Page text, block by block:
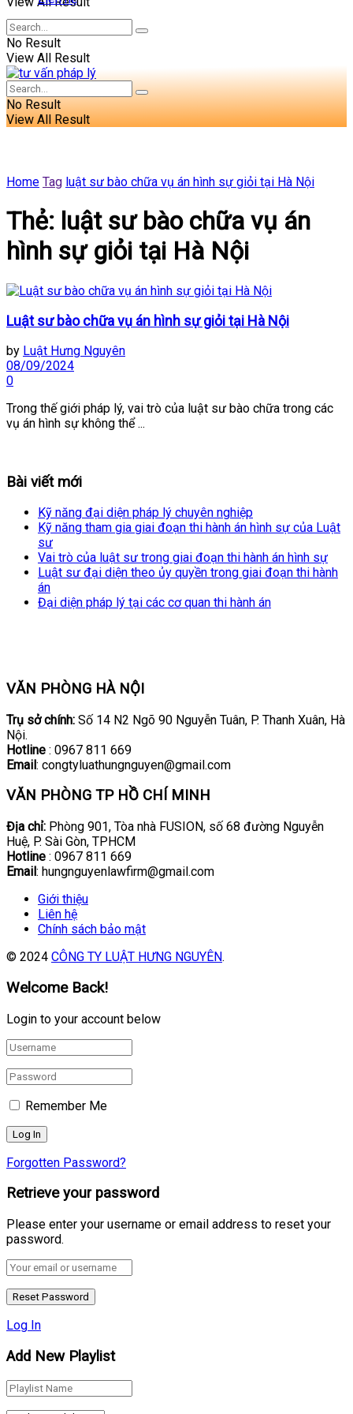
No Result
View All Result
No Result
View All Result
Home Tag luật sư bào chữa vụ án hình sự giỏi tại Hà Nội
Thẻ: luật sư bào chữa vụ án
hình sự giỏi tại Hà Nội
Luật sư bào chữa vụ án hình sự giỏi tại Hà Nội
by Luật Hưng Nguyên
08/09/2024
0
Trong thế giới pháp lý, vai trò của luật sư bào chữa trong các
vụ án hình sự không thể ...
Bài viết mới
Kỹ năng đại diện pháp lý chuyên nghiệp
Kỹ năng tham gia giai đoạn thi hành án hình sự của Luật
sư
Vai trò của luật sư trong giai đoạn thi hành án hình sự
Luật sư đại diện theo ủy quyền trong giai đoạn thi hành
án
Đại diện pháp lý tại các cơ quan thi hành án
VĂN PHÒNG HÀ NỘI
Trụ sở chính: Số 14 N2 Ngõ 90 Nguyễn Tuân, P. Thanh Xuân, Hà
Nội.
Hotline : 0967 811 669
Email: congtyluathungnguyen@gmail.com
VĂN PHÒNG TP HỒ CHÍ MINH
Địa chỉ: Phòng 901, Tòa nhà FUSION, số 68 đường Nguyễn
Huệ, P. Sài Gòn, TPHCM
Hotline : 0967 811 669
Email : hungnguyenlawfirm@gmail.com
Giới thiệu
Liên hệ
Chính sách bảo mật
© 2024 CÔNG TY LUẬT HƯNG NGUYÊN.
Welcome Back!
Login to your account below
Remember Me
Forgotten Password?
Retrieve your password
Please enter your username or email address to reset your
password.
Log In
Add New Playlist